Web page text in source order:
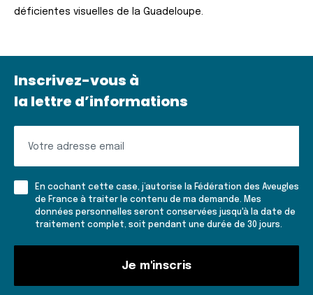
déficientes visuelles de la Guadeloupe.
Inscrivez-vous à
la lettre d’informations
à
lettre
En cochant cette case, j’autorise la Fédération des Aveugles
de France à traiter le contenu de ma demande. Mes
données personnelles seront conservées jusqu'à la date de
traitement complet, soit pendant une durée de 30 jours.
Je m'inscris